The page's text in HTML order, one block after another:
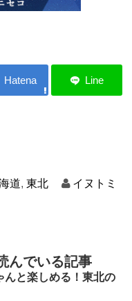
道, 東北
イヌトミ
んでいる記事
んと楽しめる！東北の